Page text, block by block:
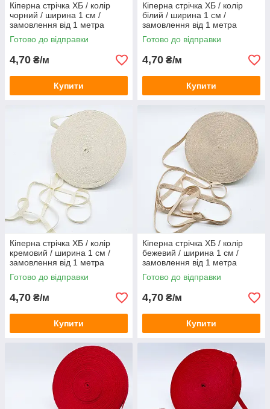
Кіперна стрічка ХБ / колір
чорний / ширина 1 см /
замовлення від 1 метра
Готово до відправки
4,70 ₴/м
Купити
Кіперна стрічка ХБ / колір
білий / ширина 1 см /
замовлення від 1 метра
Готово до відправки
4,70 ₴/м
Купити
Кіперна стрічка ХБ / колір
кремовий / ширина 1 см /
замовлення від 1 метра
Готово до відправки
4,70 ₴/м
Купити
Кіперна стрічка ХБ / колір
бежевий / ширина 1 см /
замовлення від 1 метра
Готово до відправки
4,70 ₴/м
Купити